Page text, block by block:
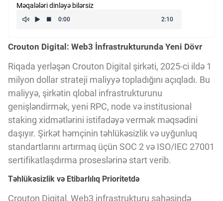
Kriptovalyuta
ÇƏRƏZLƏR SİYASƏTİ
İSTIFADƏ ŞƏRTLƏRİ
MƏXFİLİK SİYASƏTİ
Haqqımızda
Məqalələri dinləyə bilərsiz
Crouton Digital: Web3 İnfrastrukturunda Yeni Dövr
Riqada yerləşən Crouton Digital şirkəti, 2025-ci ildə 1
milyon dollar strateji maliyyə topladığını açıqladı. Bu
maliyyə, şirkətin qlobal infrastrukturunu
genişləndirmək, yeni RPC, node və institusional
staking xidmətlərini istifadəyə vermək məqsədini
daşıyır. Şirkət həmçinin təhlükəsizlik və uyğunluq
standartlarını artırmaq üçün SOC 2 və ISO/IEC 27001
sertifikatlaşdırma proseslərinə start verib.
Təhlükəsizlik və Etibarlılıq Prioritetdə
Crouton Digital, Web3 infrastrukturu sahəsində